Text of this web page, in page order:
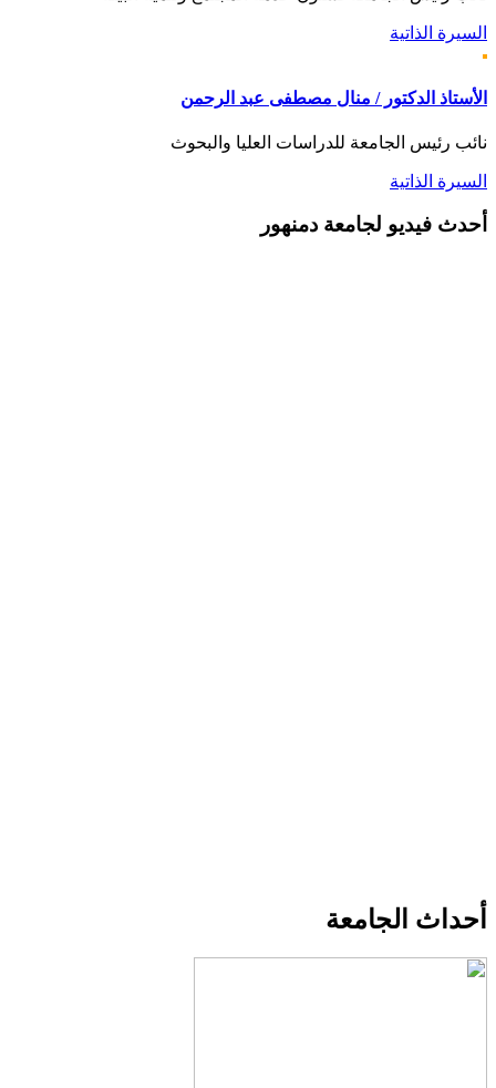
السيرة الذاتية
الأستاذ الدكتور / منال مصطفى عبد الرحمن
نائب رئيس الجامعة للدراسات العليا والبحوث
السيرة الذاتية
أحدث فيديو لجامعة دمنهور
أحداث الجامعة